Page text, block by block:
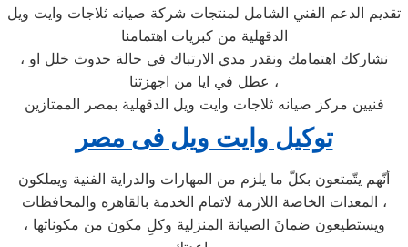
تقديم الدعم الفني الشامل لمنتجات شركة صيانه ثلاجات وايت ويل
الدقهلية من كبريات اهتمامنا
، نشاركك اهتمامك ونقدر مدي الارتباك في حالة حدوث خلل او
عطل في ايا من اجهزتنا ،
فنيين مركز صيانه ثلاجات وايت ويل الدقهلية بمصر الممتازين
توكيل وايت ويل فى مصر
أنّهم يتّمتعون بكلّ ما يلزم من المهارات والدراية الفنية ويملكون
المعدات الخاصة اللازمة لاتمام الخدمة بالقاهره والمحافظات ،
ويستطيعون ضمانَ الصيانة المنزلية وكلِ مكون من مكوناتها ،